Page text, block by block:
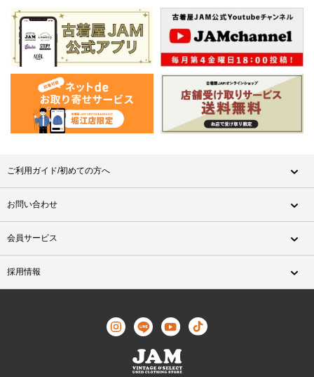
ご利用ガイド/初めての方へ
お問い合わせ
会員サービス
採用情報